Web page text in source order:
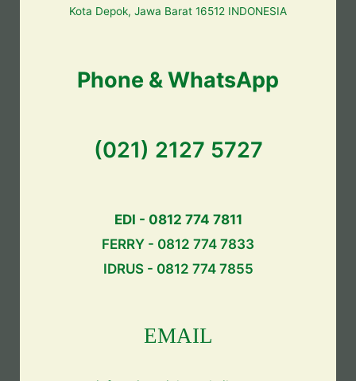
Kota Depok, Jawa Barat 16512 INDONESIA
Phone & WhatsApp
(021) 2127 5727
EDI - 0812 774 7811
FERRY - 0812 774 7833
IDRUS - 0812 774 7855
EMAIL